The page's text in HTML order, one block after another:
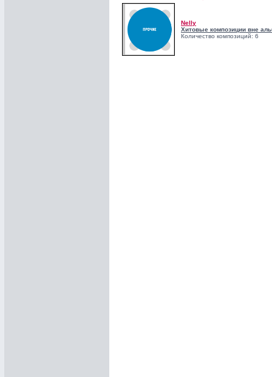
Nelly
Хитовые композиции вне
Количество композиций: 6